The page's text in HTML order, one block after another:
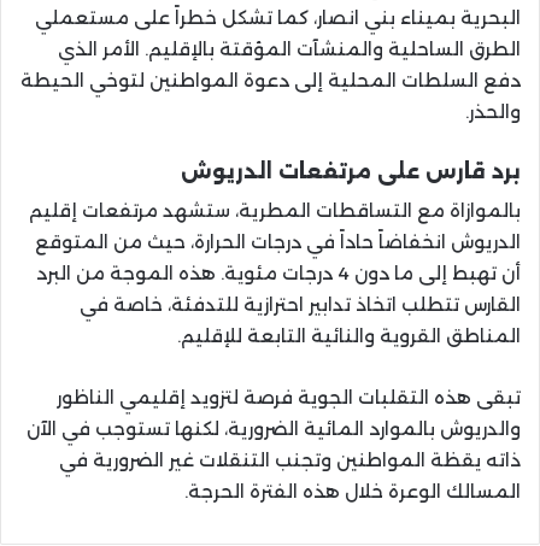
البحرية بميناء بني انصار، كما تشكل خطراً على مستعملي
الطرق الساحلية والمنشآت المؤقتة بالإقليم. الأمر الذي
دفع السلطات المحلية إلى دعوة المواطنين لتوخي الحيطة
والحذر.
برد قارس على مرتفعات الدريوش
بالموازاة مع التساقطات المطرية، ستشهد مرتفعات إقليم
الدريوش انخفاضاً حاداً في درجات الحرارة، حيث من المتوقع
أن تهبط إلى ما دون 4 درجات مئوية. هذه الموجة من البرد
القارس تتطلب اتخاذ تدابير احترازية للتدفئة، خاصة في
المناطق القروية والنائية التابعة للإقليم.
تبقى هذه التقلبات الجوية فرصة لتزويد إقليمي الناظور
والدريوش بالموارد المائية الضرورية، لكنها تستوجب في الآن
ذاته يقظة المواطنين وتجنب التنقلات غير الضرورية في
المسالك الوعرة خلال هذه الفترة الحرجة.